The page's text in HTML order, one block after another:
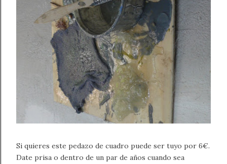
Si quieres este pedazo de cuadro puede ser tuyo por 6€.
Date prisa o dentro de un par de años cuando sea